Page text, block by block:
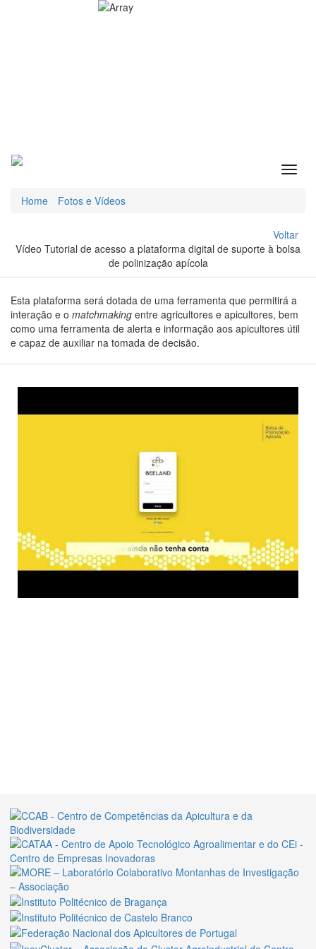
Home Fotos e Vídeos
Voltar
Vídeo Tutorial de acesso a plataforma digital de suporte à bolsa
de polinização apícola
Esta plataforma será dotada de uma ferramenta que permitirá a
interação e o matchmaking entre agricultores e apicultores, bem
como uma ferramenta de alerta e informação aos apicultores útil
e capaz de auxiliar na tomada de decisão.